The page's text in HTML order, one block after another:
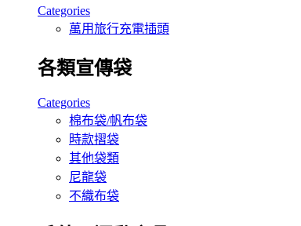
Categories
萬用旅行充電插頭
各類宣傳袋
Categories
棉布袋/帆布袋
時款摺袋
其他袋類
尼龍袋
不織布袋